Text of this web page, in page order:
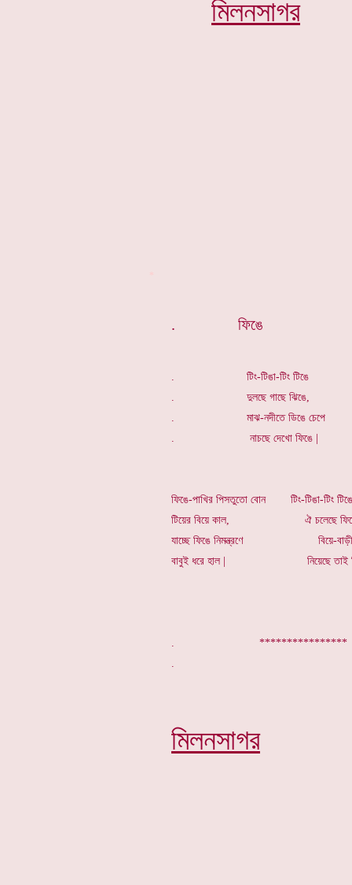
মিলনসাগর
. ফিঙে
. টিং-টিঙা-টিং টিঙে
. দুলছে গাছে ঝিঙে,
. মাঝ-নদীতে ডিঙে চেপে
. নাচছে দেখো ফিঙে |
ফিঙে-পাখির পিসতুতো বোন টিং-টিঙা-টিং টিঙে
টিয়ের বিয়ে কাল, ঐ চলেছে
যাচ্ছে ফিঙে নিমন্ত্রণে বিয়ে-বাড়ী
বাবুই ধরে হাল | নিয়েছে তাই
.
মিলনসাগর